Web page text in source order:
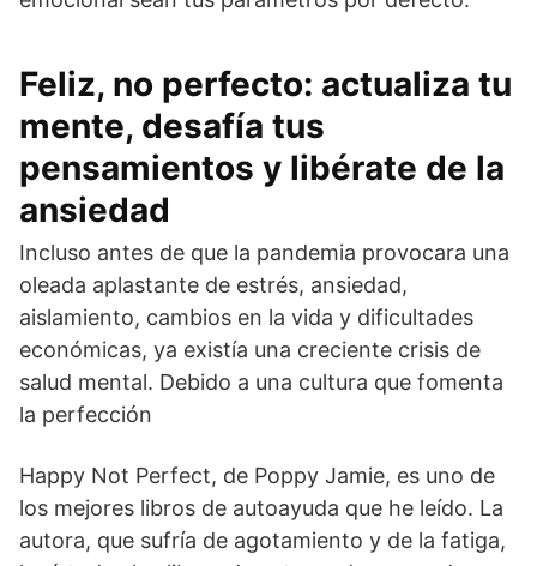
Feliz, no perfecto: actualiza tu
mente, desafía tus
pensamientos y libérate de la
ansiedad
Incluso antes de que la pandemia provocara una
oleada aplastante de estrés, ansiedad,
aislamiento, cambios en la vida y dificultades
económicas, ya existía una creciente crisis de
salud mental. Debido a una cultura que fomenta
la perfección
Happy Not Perfect, de Poppy Jamie, es uno de
los mejores libros de autoayuda que he leído. La
autora, que sufría de agotamiento y de la fatiga,